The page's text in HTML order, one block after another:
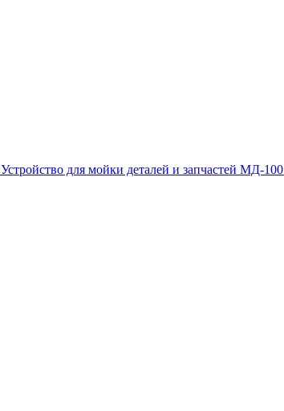
Устройство для мойки деталей и запчастей МД-100